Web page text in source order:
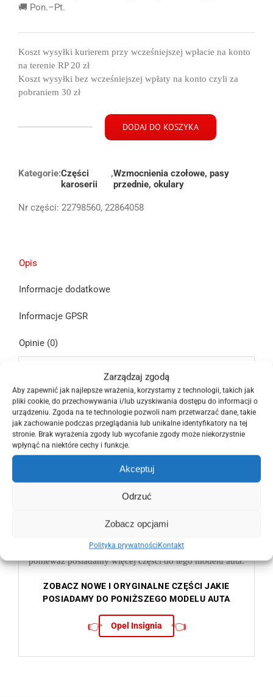
Zarządzaj zgodą
Aby zapewnić jak najlepsze wrażenia, korzystamy z technologii, takich jak
pliki cookie, do przechowywania i/lub uzyskiwania dostępu do informacji o
urządzeniu. Zgoda na te technologie pozwoli nam przetwarzać dane, takie
jak zachowanie podczas przeglądania lub unikalne identyfikatory na tej
stronie. Brak wyrażenia zgody lub wycofanie zgody może niekorzystnie
wpłynąć na niektóre cechy i funkcje.
Akceptuj
Odrzuć
Zobacz opcjami
Polityka prywatnościKontakt
🚚 Pon.–Pt.
Koszt wysyłki kurierem przy wcześniejszej wpłacie na konto
na terenie RP 20 zł
Koszt wysyłki bez wcześniejszej wpłaty na konto czyli za
pobraniem 30 zł
A
osłona
pas
DODAJ DO KOSZYKA
Kategorie:Części
karoserii
,Wzmocnienia czołowe, pasy
przednie, okulary
Nr części: 22798560, 22864058
Opis
Informacje dodatkowe
Informacje GPSR
Opinie (0)
Przedmiotem naszej sprzedaży jest maskownica górna
na pas zamkowy wzmocnienia czołowego
Opel Insignia 1 model G09 przed Liftingiem 08-13 i po
Liftingu FL Face
Lift 13-17 z dwóch widocznych na zdjęciach.
W/w część jest używana i oryginalna w dobrym stanie.
Podana cena dotyczy 1 szt.
Nr katalogowy producenta OE OEM GM : 22864058,
22798560
Plastik przedni, wzmocnienie zderzaka pasa będzie
Zachęcamy, aby zobaczyć pozostałe nasze ogłoszenia,
ponieważ posiadamy więcej części do tego modelu auta.
ZOBACZ NOWE I ORYGINALNE CZĘŚCI JAKIE
POSIADAMY DO PONIŻSZEGO MODELU AUTA
👉 Opel Insignia 👈